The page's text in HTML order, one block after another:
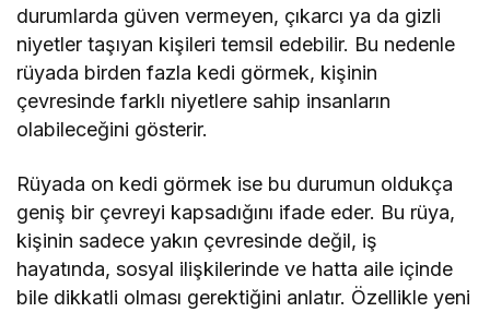
durumlarda güven vermeyen, çıkarcı ya da gizli
niyetler taşıyan kişileri temsil edebilir. Bu nedenle
rüyada birden fazla kedi görmek, kişinin
çevresinde farklı niyetlere sahip insanların
olabileceğini gösterir.
Rüyada on kedi görmek ise bu durumun oldukça
geniş bir çevreyi kapsadığını ifade eder. Bu rüya,
kişinin sadece yakın çevresinde değil, iş
hayatında, sosyal ilişkilerinde ve hatta aile içinde
bile dikkatli olması gerektiğini anlatır. Özellikle yeni